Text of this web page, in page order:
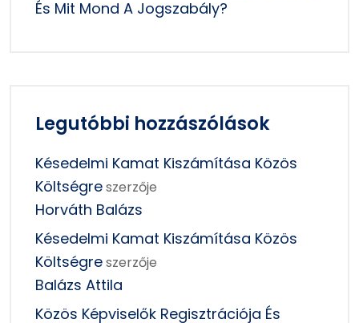
És Mit Mond A Jogszabály?
Legutóbbi hozzászólások
Késedelmi Kamat Kiszámítása Közös
Költségreszerzője
Horváth Balázs
Késedelmi Kamat Kiszámítása Közös
Költségreszerzője
Balázs Attila
Közös Képviselők Regisztrációja És